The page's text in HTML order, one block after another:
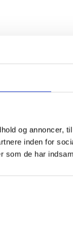
og annoncer,
inden for
som de har